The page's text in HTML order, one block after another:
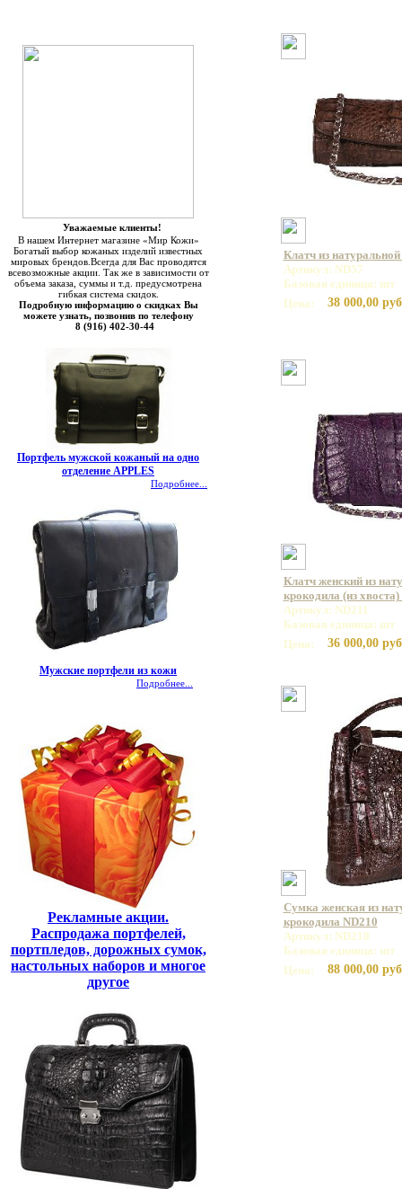
Уважаемые клиенты!
В нашем Интернет магазине «Мир Кожи»
Богатый выбор кожаных изделий известных
мировых брендов.Всегда для Вас проводятся
всевозможные акции. Так же в зависимости от
объема заказа, суммы и т.д. предусмотрена
гибкая система скидок.
Подробную информацию о скидках Вы
можете узнать, позвонив по телефону
8 (916) 402-30-44
Портфель мужской кожаный на одно
отделение APPLES
Подробнее...
Мужские портфели из кожи
Подробнее...
Рекламные акции.
Распродажа портфелей,
портпледов, дорожных сумок,
настольных наборов и многое
другое
Клатч из
Артикул: ND57
Базовая единица: шт
Цена:
38 000,00
Клатч женский из
крокодила (из хвоста)
Артикул: ND211
Базовая единица: шт
Цена:
36 000,00
Сумка женская из
крокодила ND210
Артикул: ND210
Базовая единица: шт
Цена:
88 000,00